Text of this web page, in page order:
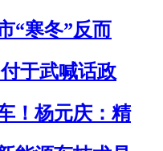
“寒冬”反而
于武喊话政
！杨元庆：精